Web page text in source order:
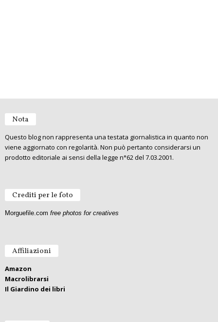
Nota
Questo blog non rappresenta una testata giornalistica in quanto non
viene aggiornato con regolarità. Non può pertanto considerarsi un
prodotto editoriale ai sensi della legge n°62 del 7.03.2001.
Crediti per le foto
Morguefile.com free photos for creatives
Affiliazioni
Amazon
Macrolibrarsi
Il Giardino dei libri